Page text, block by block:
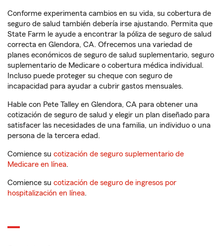
Conforme experimenta cambios en su vida, su cobertura de
seguro de salud también debería irse ajustando. Permita que
State Farm le ayude a encontrar la póliza de seguro de salud
correcta en Glendora, CA. Ofrecemos una variedad de
planes económicos de seguro de salud suplementario, seguro
suplementario de Medicare o cobertura médica individual.
Incluso puede proteger su cheque con seguro de
incapacidad para ayudar a cubrir gastos mensuales.
Hable con Pete Talley en Glendora, CA para obtener una
cotización de seguro de salud y elegir un plan diseñado para
satisfacer las necesidades de una familia, un individuo o una
persona de la tercera edad.
Comience su cotización de seguro suplementario de
Medicare en línea.
Comience su cotización de seguro de ingresos por
hospitalización en línea.